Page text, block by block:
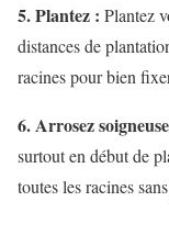
5. Plantez : Plantez
distances de
racines pour bien
6. Arrosez
surtout en début de
toutes les racines